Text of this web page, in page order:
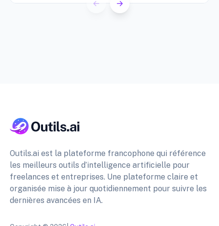
Outils.ai est la plateforme francophone qui référence
les meilleurs outils d’intelligence artificielle pour
freelances et entreprises. Une plateforme claire et
organisée mise à jour quotidiennement pour suivre les
dernières avancées en IA.